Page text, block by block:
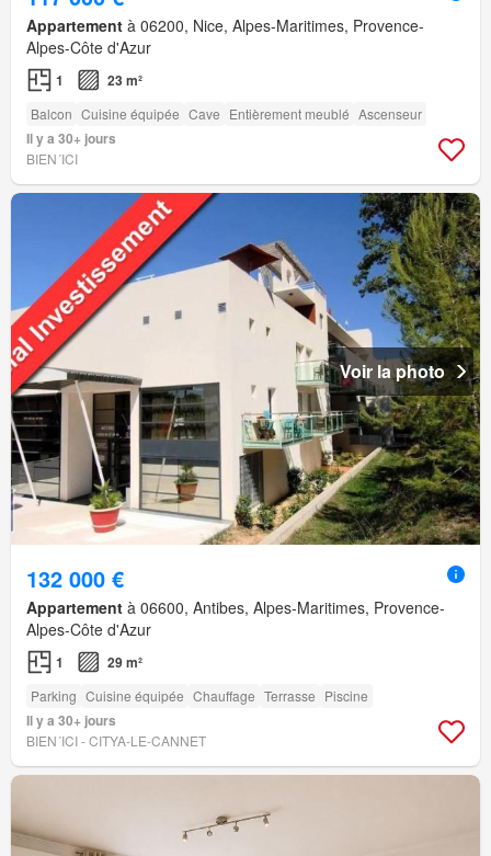
Appartement à 06200, Nice, Alpes-Maritimes, Provence-
Alpes-Côte d'Azur
1 23 m²
Balcon Cuisine équipée Cave Entièrement meublé Ascenseur
Il y a 30+ jours
BIEN´ICI
Voir la photo
132 000 €
Appartement à 06600, Antibes, Alpes-Maritimes, Provence-
Alpes-Côte d'Azur
1 29 m²
Parking Cuisine équipée Chauffage Terrasse Piscine
Il y a 30+ jours
BIEN´ICI - CITYA-LE-CANNET